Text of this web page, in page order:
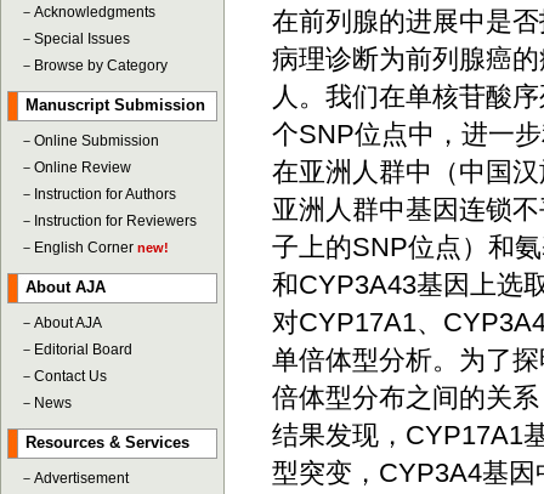
－ Acknowledgments
－ Special Issues
－ Browse by Category
Manuscript Submission
－ Online Submission
－ Online Review
－ Instruction for Authors
－ Instruction for Reviewers
－ English Corner new!
About AJA
－ About AJA
－ Editorial Board
－ Contact Us
－ News
Resources & Services
－ Advertisement
在前列腺的进展中是
病理诊断为前列腺癌
人。我们在单核苷酸
个SNP位点中，进一
在亚洲人群中（中国
亚洲人群中基因连锁
子上的SNP位点）和
和CYP3A43基因上选
对CYP17A1、
单倍体型分析。为了
倍体型分布之间的关
结果发现，CYP17A1
型突变，CYP3A4基